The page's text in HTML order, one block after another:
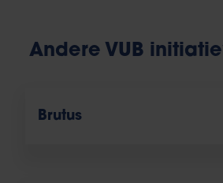
Andere VUB
Brutus